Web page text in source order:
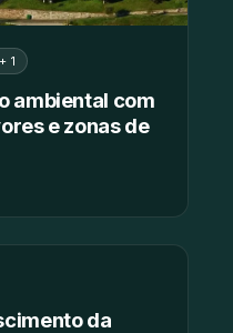
+ 1
ambiental com
e zonas de
da